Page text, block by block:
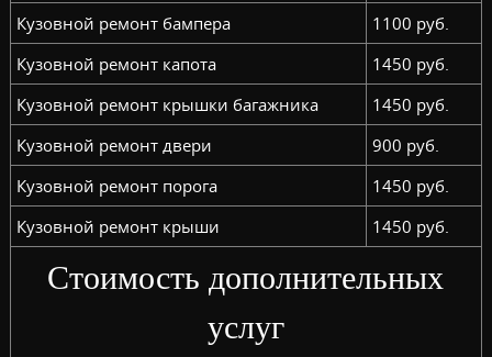
Кузовной ремонт бампера
1100 руб.
Кузовной ремонт капота
1450 руб.
Кузовной ремонт крышки багажника
1450 руб.
Кузовной ремонт двери
900 руб.
Кузовной ремонт порога
1450 руб.
Кузовной ремонт крыши
1450 руб.
Стоимость дополнительных
услуг